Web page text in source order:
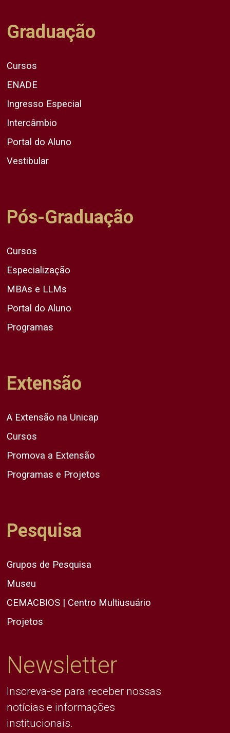
Graduação
Cursos
ENADE
Ingresso Especial
Intercâmbio
Portal do Aluno
Vestibular
Pós-Graduação
Cursos
Especialização
MBAs e LLMs
Portal do Aluno
Programas
Extensão
A Extensão na Unicap
Cursos
Promova a Extensão
Programas e Projetos
Pesquisa
Grupos de Pesquisa
Museu
CEMACBIOS | Centro Multiusuário
Projetos
Newsletter
Inscreva-se para receber nossas
notícias e informações
institucionais.